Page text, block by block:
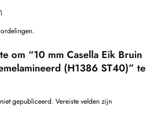
om “10 mm Casella Eik Bruin
(H1386 ST40)” te
gepubliceerd. Vereiste velden zijn